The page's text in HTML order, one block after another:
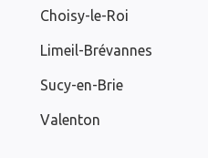
Choisy-le-Roi
Limeil-Brévannes
Sucy-en-Brie
Valenton